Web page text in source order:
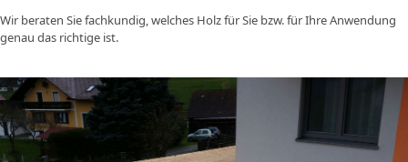
Wir beraten Sie fachkundig, welches Holz für Sie bzw. für Ihre Anwendung
genau das richtige ist.